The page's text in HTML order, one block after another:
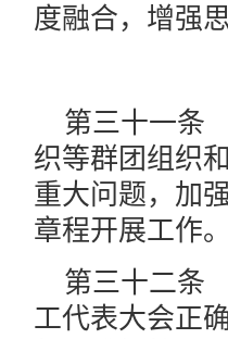
度融合，增强
第三十一条
织等群团组织
重大问题，加
章程开展工作
第三十二条
工代表大会正